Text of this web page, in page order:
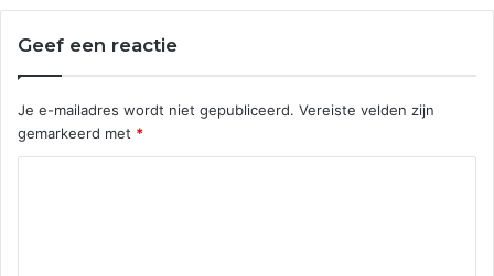
Geef een reactie
Je e-mailadres wordt niet gepubliceerd. Vereiste velden zijn
gemarkeerd met *